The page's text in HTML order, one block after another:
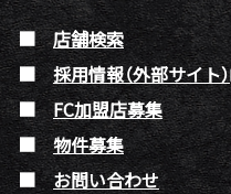
店舗検索
採用情報（外部サイト）
FC加盟店募集
物件募集
お問い合わせ